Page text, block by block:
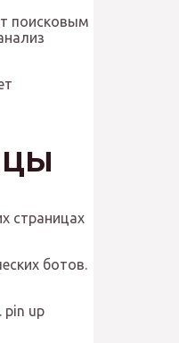
поисковым
страницах
ботов.
pin up